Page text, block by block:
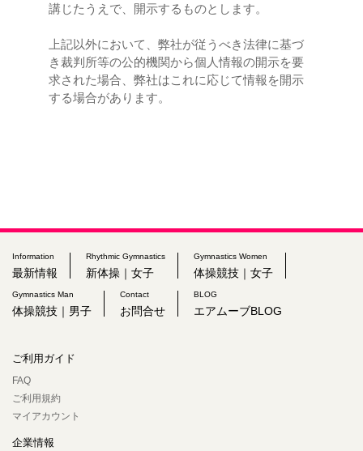
講じたうえで、開示するものとします。
上記以外において、弊社が従うべき法律に基づ
き裁判所等の公的機関から個人情報の開示を要
求された場合、弊社はこれに応じて情報を開示
する場合があります。
Information
最新情報
Rhythmic Gymnastics
新体操｜女子
Gymnastics Women
体操競技｜女子
Gymnastics Man
体操競技｜男子
Contact
お問合せ
BLOG
エアムーブBLOG
ご利用ガイド
FAQ
ご利用規約
マイアカウント
企業情報